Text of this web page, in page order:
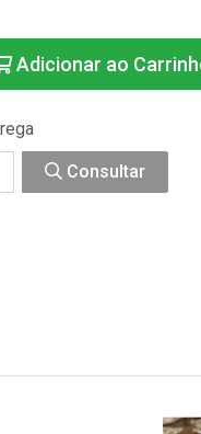
Adicionar ao
Consultar